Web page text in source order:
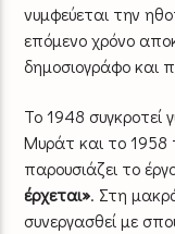
νυμφεύεται την
επόμενο χρόνο
δημοσιογράφο και
Το 1948
Μυράτ και το 1958
παρουσιάζει το
έρχεται». Στη
συνεργασθεί με